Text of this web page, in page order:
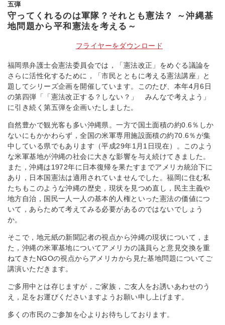
五弾
守ってくれるのは軍隊？それとも憲法？ ～沖縄基
地問題から平和憲法を考える～
フライヤーをダウンロード
福岡県弁護士会憲法委員会では，「憲法改正」をめぐる議論を
さらに活性化するために，「市民とともに考える憲法講座」と
題してシリーズ企画を開催しています。このたび、本年4月6日
の第四弾「「憲法改正する？しない？」 みんなで考えよう」
に引き続く第五弾を企画いたしました。
自然豊かで観光客も多い沖縄県。一方で国土面積の約0.6％しか
ないにもかかわらず，全国の米軍専用施設面積の約70.6％が集
中している県でもあります（平成29年1月1日現在）。このよう
な米軍基地が沖縄の社会に大きな影響を与え続けてきました。
また，沖縄は1972年に日本復帰を果たすまでアメリカ統治下に
あり，日本国憲法は適用されていませんでした。福岡に住む私
たちもこのような沖縄の歴史，現状を見つめ直し，民主主義や
地方自治，国民一人一人の基本的人権といった憲法の価値につ
いて，あらためて考えてみる必要があるのではないでしょう
か。
そこで，地元紙の新聞記者の視点から沖縄の現状について，ま
た，沖縄の米軍基地についてアメリカの議員らと意見交換を重
ねてきたNGOの視点からアメリカから見た基地問題についてご
講演いただきます。
ご多用中とは存じますが，ご家族，ご友人をお誘いあわせのう
え，足をお運びくださいますようお願い申し上げます。
多くの市民のご参加を心よりお待ちしております。